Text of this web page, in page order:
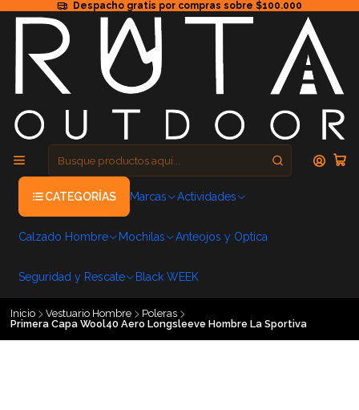
Despacho gratis por compras sobre $100.000
CATEGORÍAS Marcas Actividades
Calzado Hombre Mochilas Anteojos y Optica
Seguridad y Rescate Black WEEK
Inicio Vestuario Hombre
Poleras
Primera Capa Wool40 Aero Longsleeve Hombre La Sportiva